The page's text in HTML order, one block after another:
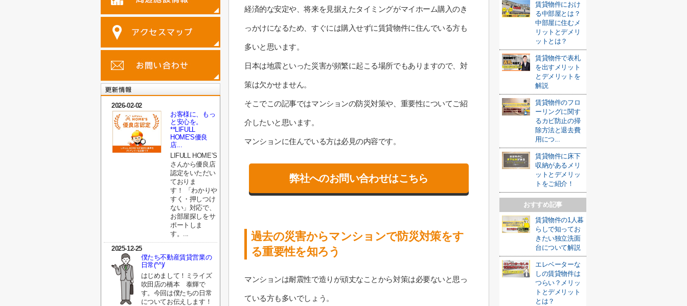
経済的な安定や、将来を見据えたタイミングがマイホーム購入のき
っかけになるため、すぐには購入せずに賃貸物件に住んでいる方も
多いと思います。
日本は地震といった災害が頻繁に起こる場所でもありますので、対
策は欠かせません。
そこでこの記事ではマンションの防災対策や、重要性についてご紹
介したいと思います。
マンションに住んでいる方は必見の内容です。
弊社へのお問い合わせはこちら
過去の災害からマンションで防災対策をす
る重要性を知ろう
マンションは耐震性で造りが頑丈なことから対策は必要ないと思っ
ている方も多いでしょう。
賃貸物件におけ
る中部屋とは？
中部屋に住むメ
リットとデメリ
ットとは？
賃貸物件で表札
を出すメリット
とデメリットを
解説
賃貸物件のフロ
ーリングに関す
るカビ防止の掃
除方法と退去費
用につ...
賃貸物件に床下
収納があるメリ
ットとデメリッ
トをご紹介！
おすすめ記事
賃貸物件の1人暮
らしで知ってお
きたい独立洗面
台について解説
エレベーターな
しの賃貸物件は
つらい？メリッ
トとデメリット
とは？
2026-02-02
お客様に、もっ
と安心を。
**LIFULL
HOME'S優良
店...
LIFULL HOME’S
さんから優良店
認定をいただい
ておりま
す！ 「わかりや
すく・押しつけ
ない」対応で、
お部屋探しをサ
ポートしま
す。...
2025-12-25
僕たち不動産賃貸営業の
日常(^^)/
はじめまして！ミライズ
吹田店の橋本 泰輝で
す。今回は僕たちの日常
についてお伝えします！